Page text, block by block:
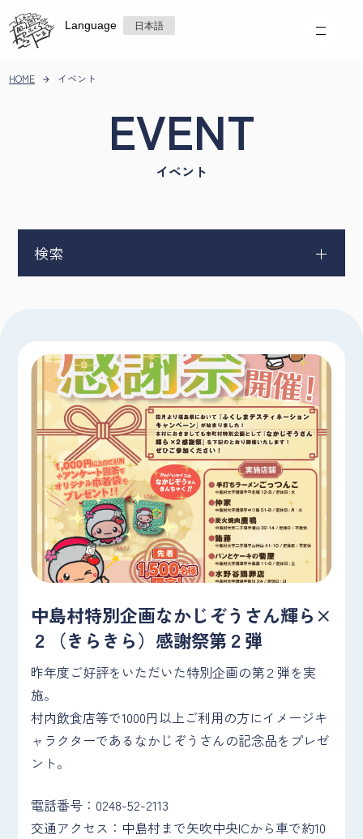
Language 日本語
HOME イベント
EVENT
イベント
検索
中島村特別企画なかじぞうさん輝ら×
２（きらきら）感謝祭第２弾
昨年度ご好評をいただいた特別企画の第２弾を実
施。
村内飲食店等で1000円以上ご利用の方にイメージキ
ャラクターであるなかじぞうさんの記念品をプレゼ
ント。
電話番号：0248-52-2113
交通アクセス：中島村まで矢吹中央ICから車で約10